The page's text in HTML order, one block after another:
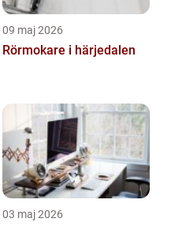
09 maj 2026
Rörmokare i härjedalen
03 maj 2026